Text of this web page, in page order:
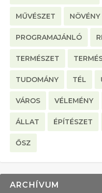
MŰVÉSZET NÖVÉNY
PROGRAMAJÁNLÓ
TERMÉSZET
TUDOMÁNY TÉL
VÁROS VÉLEMÉNY
ÁLLAT ÉPÍTÉSZET
ŐSZ
ARCHÍVUM